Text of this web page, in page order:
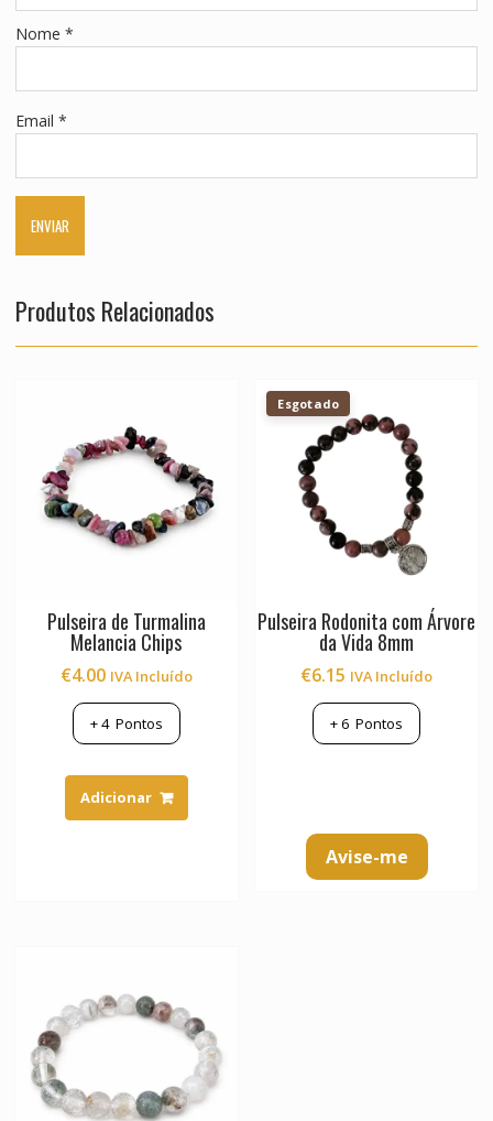
Nome *
Email *
Produtos Relacionados
Pulseira de Turmalina
Melancia Chips
€4.00 IVA Incluído
+4Pontos
Adicionar
Esgotado
Pulseira Rodonita com Árvore
da Vida 8mm
€6.15 IVA Incluído
+6 Pontos
Avise-me